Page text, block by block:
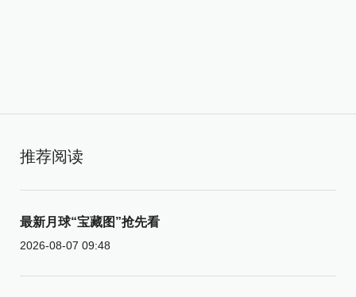
推荐阅读
最新月球“宝藏图”抢先看
2026-08-07 09:48